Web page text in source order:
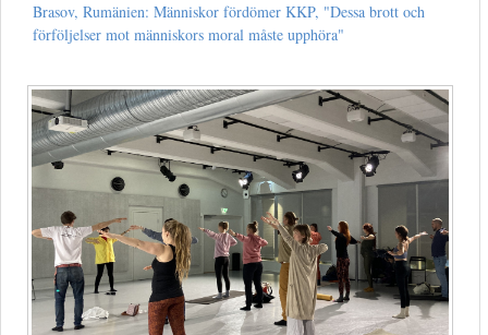
Brasov, Rumänien: Människor fördömer KKP, "Dessa brott och
förföljelser mot människors moral måste upphöra"